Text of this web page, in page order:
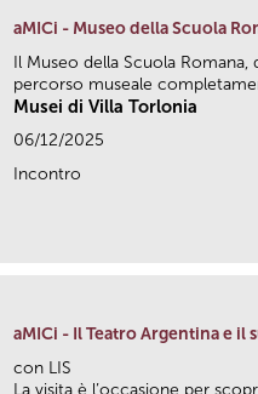
aMICi - Museo della Scuola
Il Museo della Scuola
percorso museale
Musei di Villa Torlonia
06/12/2025
Incontro
aMICi - Il Teatro Argentina e il
con LIS
La visita è l’occasione per